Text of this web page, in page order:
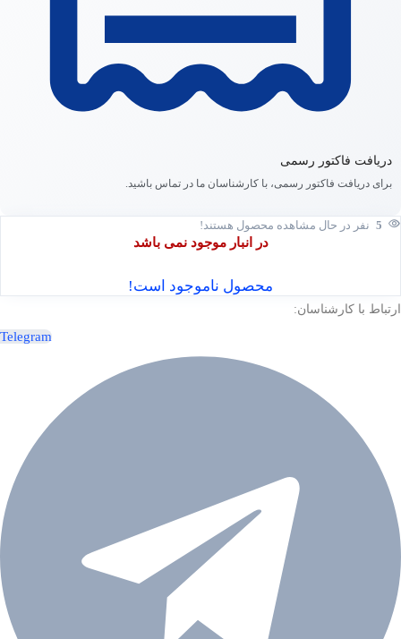
دریافت فاکتور رسمی
برای دریافت فاکتور رسمی، با کارشناسان ما در تماس باشید.
5 نفر در حال مشاهده محصول هستند!
در انبار موجود نمی باشد
محصول ناموجود است!
ارتباط با کارشناسان:
Telegram